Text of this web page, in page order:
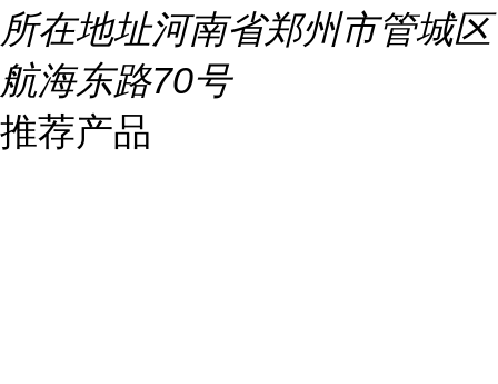
所在地址河南省郑州市管城区
航海东路70号
推荐产品